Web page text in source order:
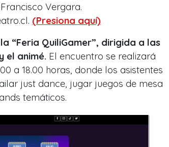
Vergara.
(Presiona aquí)
“Feria QuiliGamer”, dirigida a las
el animé. El encuentro se realizará
a 18.00 horas, donde los asistentes
just dance, jugar juegos de mesa
temáticos.